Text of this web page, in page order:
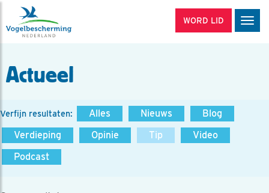
WORD LID
Actueel
Verfijn resultaten: Alles Nieuws
Blog
Verdieping
Opinie Tip
Video
Podcast